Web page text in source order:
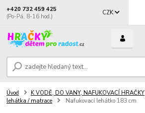
CZK
+420 732 459 425
(Po-Pá, 8-16 hod.)
Úvod K VODĚ, DO VANY, NAFUKOVACÍ HRAČKY
lehátka / matrace
Nafukovací lehátko 183 cm